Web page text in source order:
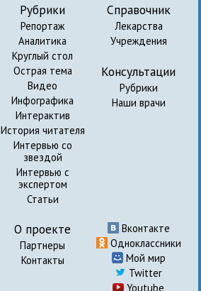
Рубрики
Репортаж
Аналитика
Круглый стол
Острая тема
Видео
Инфографика
Интерактив
История читателя
Интервью со
звездой
Интервью с
экспертом
Статьи
Справочник
Лекарства
Учреждения
Консультации
Рубрики
Наши врачи
О проекте
Партнеры
Контакты
Вконтакте
Одноклассники
Мой мир
Twitter
Youtube